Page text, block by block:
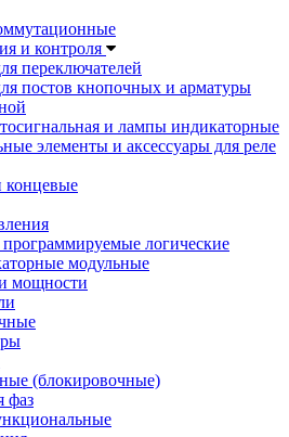
и контроля
переключателей
постов кнопочных и арматуры
и лампы индикаторные
элементы и аксессуары для реле
концевые
логические
модульные
мощности
(блокировочные)
фаз